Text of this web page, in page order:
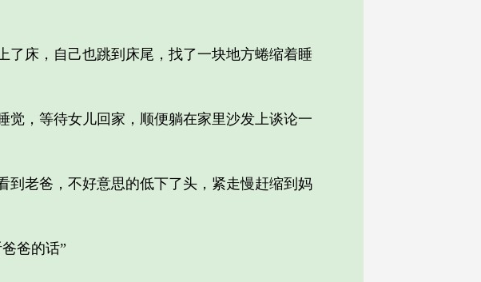
床，自己也跳到床尾，找了一块地方蜷缩着睡
，等待女儿回家，顺便躺在家里沙发上谈论一
老爸，不好意思的低下了头，紧走慢赶缩到妈
爸的话”